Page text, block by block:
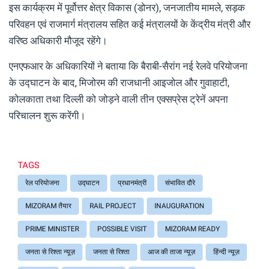
इस कार्यक्रम में पूर्वोत्तर क्षेत्र विकास (डोनर), जनजातीय मामले, सड़क
परिवहन एवं राजमार्ग मंत्रालय सहित कई मंत्रालयों के केंद्रीय मंत्री और
वरिष्ठ अधिकारी मौजूद रहेंगे।
एनएफआर के अधिकारियों ने बताया कि बैराबी-सैरांग नई रेलवे परियोजना
के उद्घाटन के बाद, मिजोरम की राजधानी आइजोल और गुवाहाटी,
कोलकाता तथा दिल्ली को जोड़ने वाली तीन एक्सप्रेस ट्रेनें अपना
परिचालन शुरू करेंगी।
TAGS
रेल परियोजना उद्घाटन प्रधानमंत्री संभावित दौरे
MIZORAM तैयार RAIL PROJECT INAUGURATION
PRIME MINISTER POSSIBLE VISIT MIZORAM READY
जनता से रिश्ता न्यूज़ जनता से रिश्ता आज की ताजा न्यूज़ हिंन्दी न्यूज़